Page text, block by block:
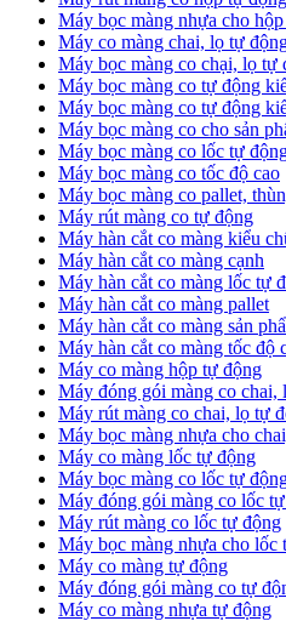
Máy bọc màng nhựa cho
Máy co màng chai, lọ tự
Máy bọc màng co chại, lọ tự
Máy bọc màng co tự động
Máy bọc màng co tự động
Máy bọc màng co cho sản
Máy bọc màng co lốc tự
​Máy bọc màng co tốc độ cao
Máy bọc màng co pallet,
​Máy rút màng co tự động
​Máy hàn cắt co màng kiểu
​Máy hàn cắt co màng cạnh
​Máy hàn cắt co màng lốc tự
​Máy hàn cắt co màng pallet
​Máy hàn cắt co màng sản
​Máy hàn cắt co màng tốc độ
Máy co màng hộp tự động
Máy đóng gói màng co chai,
Máy rút màng co chai, lọ tự
Máy bọc màng nhựa cho
Máy co màng lốc tự động
Máy bọc màng co lốc tự
Máy đóng gói màng co lốc
Máy rút màng co lốc tự động
Máy bọc màng nhựa cho lốc
Máy co màng tự động
Máy đóng gói màng co tự
Máy co màng nhựa tự động